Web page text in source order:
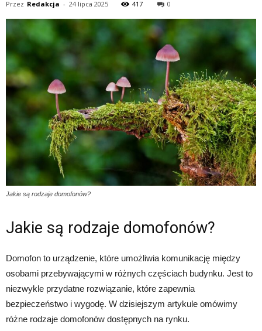
Przez Redakcja - 24 lipca 2025 417 0
Jakie są rodzaje domofonów?
Jakie są rodzaje domofonów?
Domofon to urządzenie, które umożliwia komunikację między
osobami przebywającymi w różnych częściach budynku. Jest to
niezwykle przydatne rozwiązanie, które zapewnia
bezpieczeństwo i wygodę. W dzisiejszym artykule omówimy
różne rodzaje domofonów dostępnych na rynku.